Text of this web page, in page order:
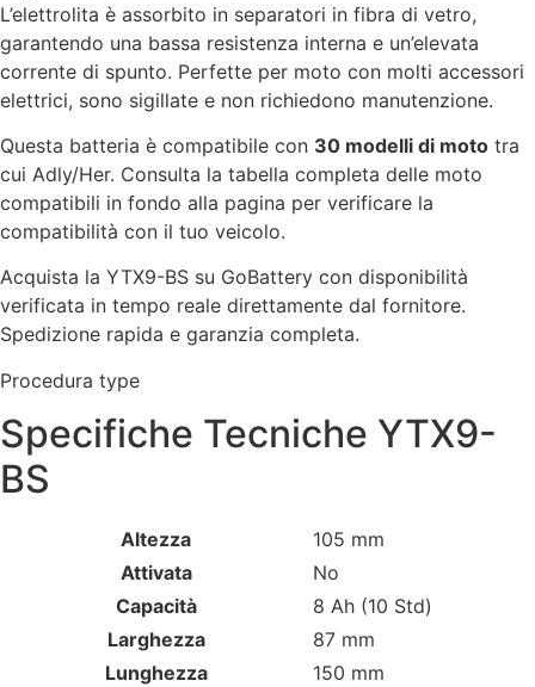
L’elettrolita è assorbito in separatori in fibra di vetro,
garantendo una bassa resistenza interna e un’elevata
corrente di spunto. Perfette per moto con molti accessori
elettrici, sono sigillate e non richiedono manutenzione.
Questa batteria è compatibile con 30 modelli di moto tra
cui Adly/Her. Consulta la tabella completa delle moto
compatibili in fondo alla pagina per verificare la
compatibilità con il tuo veicolo.
Acquista la YTX9-BS su GoBattery con disponibilità
verificata in tempo reale direttamente dal fornitore.
Spedizione rapida e garanzia completa.
Procedura type
Specifiche Tecniche YTX9-
BS
Altezza
105 mm
Attivata
No
Capacità
8 Ah (10 Std)
Larghezza
87 mm
Lunghezza
150 mm